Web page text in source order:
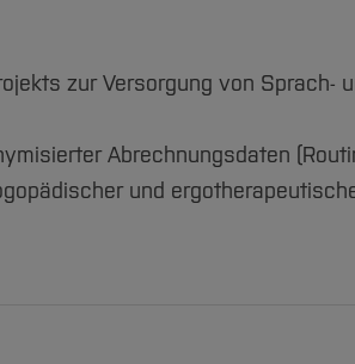
zur Versorgung von Sprach-
Abrechnungsdaten
und